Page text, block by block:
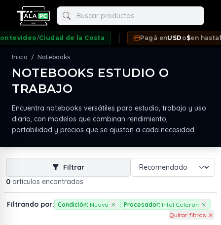
Buscar productos
/Ciudad de la Costa Pagá en USD o$en hasta12
Inicio / Notebooks
NOTEBOOKS ESTUDIO O
TRABAJO
Encuentra notebooks versátiles para estudio, trabajo y uso
diario, con modelos que combinan rendimiento,
portabilidad y precios que se ajustan a cada necesidad.
0 artículos encontrados
Filtrar
Filtrando por: Condición: Nuevo Procesador: Intel Celeron
Quitar filtros